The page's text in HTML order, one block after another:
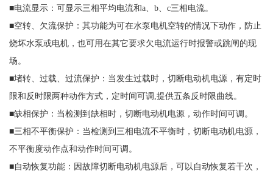
■电流显示：可显示三相平均电流和a、b、c三相电流。
■空转、欠流保护：其功能为可在水泵电机空转的情况下动作，防止
烧坏水泵或电机，也可用在其它要求欠电流运行时报警或跳闸的现
场。
■堵转、过载、过流保护：当发生过载时，切断电动机电源，有定时
限和反时限两种动作方式，定时间可调,提供五条反时限曲线。
■缺相保护：当检测到缺相时，切断电动机电源，动作时间可调。
■三相不平衡保护：当检测到三相电流不平衡时，切断电动机电源，
不平衡度动作点和动作时间可调。
■自动恢复功能：因故障切断电动机电源后，可以自动恢复若干次，